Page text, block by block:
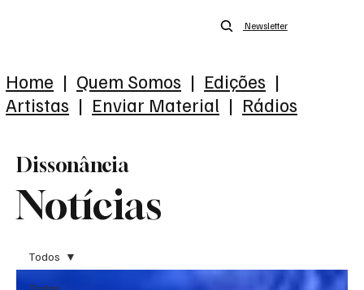
Newsletter
Home | Quem Somos | Edições |
Artistas | Enviar Material | Rádios
Notícias
Dissonância
Todos